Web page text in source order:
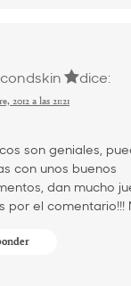
dice:
2012 a las 21:21
son geniales,
con unos buenos
dan mucho
por el comentario!!!